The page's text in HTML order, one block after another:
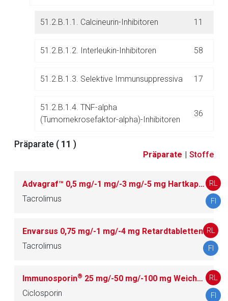
51.2.B.1.1. Calcineurin-Inhibitoren 11
51.2.B.1.2. Interleukin-Inhibitoren 58
51.2.B.1.3. Selektive Immunsuppressiva 17
51.2.B.1.4. TNF-alpha
(Tumornekrosefaktor-alpha)-Inhibitoren
36
51.2.B.1.5. DHODH
(Dihydroorotatdehydrogenase)-Inhibitoren
4
51.2.B.1.6. JAK (Janus-assoziierte Kinase)-
Inhibitoren
51.2.B.1.7. Komplement-Inhibitoren 12
51.2.B.1.9. Monoklonale Antikörper
Präparate ( 11 )
Präparate | Stoffe
Advagraf™ 0,5 mg/-1 mg/-3 mg/-5 mg Hartkapseln, retardiert
Tacrolimus
RL
FI
Envarsus 0,75 mg/-1 mg/-4 mg Retardtabletten
Tacrolimus
RL
FI
Immunosporin® 25 mg/-50 mg/-100 mg Weichkapseln
Ciclosporin
RL
FI